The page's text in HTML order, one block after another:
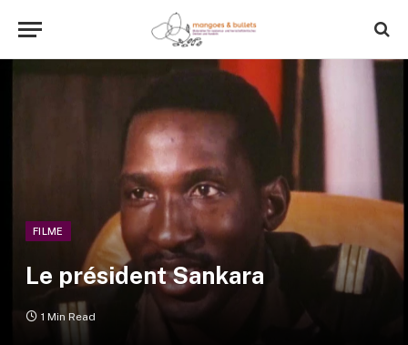
FILME
Le président Sankara
1 Min Read